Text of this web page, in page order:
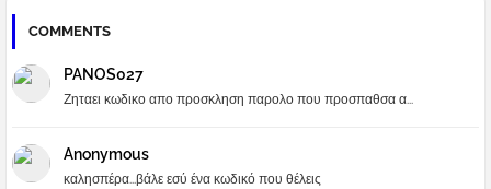
COMMENTS
PANOS027
Ζηταει κωδικο απο προσκληση παρολο που προσπαθσα α...
Anonymous
καλησπέρα...βάλε εσύ ένα κωδικό που θέλεις